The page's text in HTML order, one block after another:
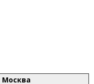
Москва